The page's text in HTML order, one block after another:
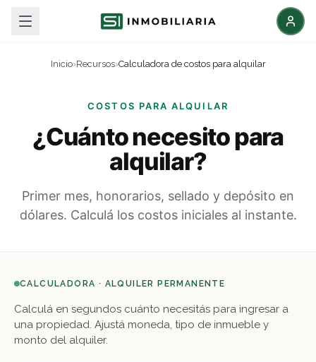
Inicio›Recursos›Calculadora de costos para alquilar
COSTOS PARA ALQUILAR
¿Cuánto necesito para
alquilar?
Primer mes, honorarios, sellado y depósito en
dólares. Calculá los costos iniciales al instante.
CALCULADORA · ALQUILER PERMANENTE
Calculá en segundos cuánto necesitás para ingresar a
una propiedad. Ajustá moneda, tipo de inmueble y
monto del alquiler.